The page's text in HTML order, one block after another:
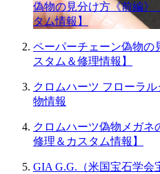
偽物の見分け方《前編》
タム情報】
ペーパーチェーン偽物の
スタム＆修理情報】
クロムハーツ フローラ
物情報
クロムハーツ偽物メガネ
修理＆カスタム情報】
GIA G.G.（米国宝石学会